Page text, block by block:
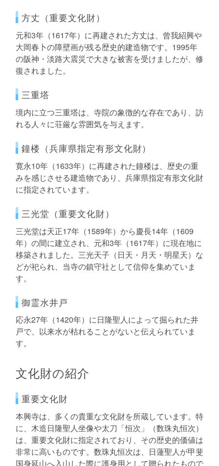
方丈（重要文化財）
元和3年（1617年）に再建された方丈は、曾我紹興や
大岡春卜の障壁画が残る歴史的建造物です。1995年
の阪神・淡路大震災で大きな被害を受けましたが、修
復されました。
三重塔
境内に立つ三重塔は、寺院の象徴的な存在であり、訪
れる人々に荘厳な雰囲気を与えます。
鐘楼（兵庫県指定有形文化財）
寛永10年（1633年）に再建された鐘楼は、歴史の重
みを感じさせる建造物であり、兵庫県指定有形文化財
に指定されています。
三光堂（重要文化財）
三光堂は天正17年（1589年）から慶長14年（1609
年）の間に建立され、元和3年（1617年）に現在地に
移築されました。三光天子（日天・月天・明星天）な
どが祀られ、当寺の鎮守社として信仰を集めていま
す。
御霊水井戸
応永27年（1420年）に日隆聖人によって掘られた井
戸で、以来水が枯れることがないと伝えられていま
す。
文化財の紹介
重要文化財
本興寺は、多くの貴重な文化財を所蔵しています。特
に、木造日隆聖人坐像や太刀「恒次」（数珠丸恒次）
は、重要文化財に指定されており、その歴史的価値は
非常に高いものです。数珠丸恒次は、日蓮聖人が甲斐
国身延山へ入山した際に護身用として贈られたもので